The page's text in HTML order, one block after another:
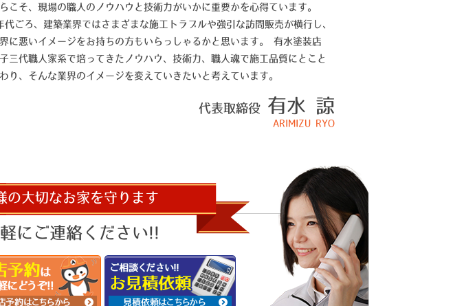
こそ、現場の職人のノウハウと技術力がいかに重要かを心得ています。
ごろ、建築業界ではさまざまな施工トラブルや強引な訪問販売が横行し、
に悪いイメージをお持ちの方もいらっしゃるかと思います。 有水塗装店
三代職人家系で培ってきたノウハウ、技術力、職人魂で施工品質にとこと
り、そんな業界のイメージを変えていきたいと考えています。
代表取締役 有水 諒
ARIMIZU RYO
の大切なお家を守ります
にご連絡ください!!